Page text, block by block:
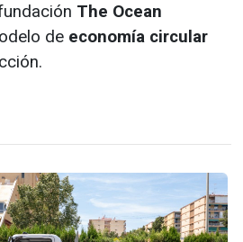
The Ocean
de economía circular